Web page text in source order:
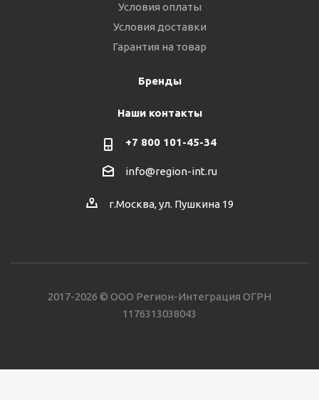
Условия оплаты
Условия доставки
Гарантия на товар
Бренды
Наши контакты
+7 800 101-45-34
info@region-int.ru
г.Москва, ул. Пушкина 19
2017-2026 © ООО Регион-Интеграция ОГРН
1176313038043